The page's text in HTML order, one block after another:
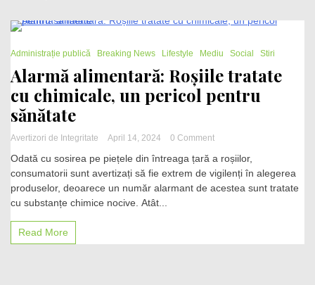
Administrație publică
Breaking News Lifestyle Mediu Social Stiri
Alarmă alimentară: Roșiile tratate
cu chimicale, un pericol pentru
sănătate
Avertizori de Integritate April 14, 2024 0 Commenton
alimentară:
Roșiile
tratate
Odată cu sosirea pe piețele din întreaga țară a roșiilor,
consumatorii sunt avertizați să fie extrem de vigilenți în alegerea
produselor, deoarece un număr alarmant de acestea sunt tratate
cu substanțe chimice nocive. Atât...
Read More